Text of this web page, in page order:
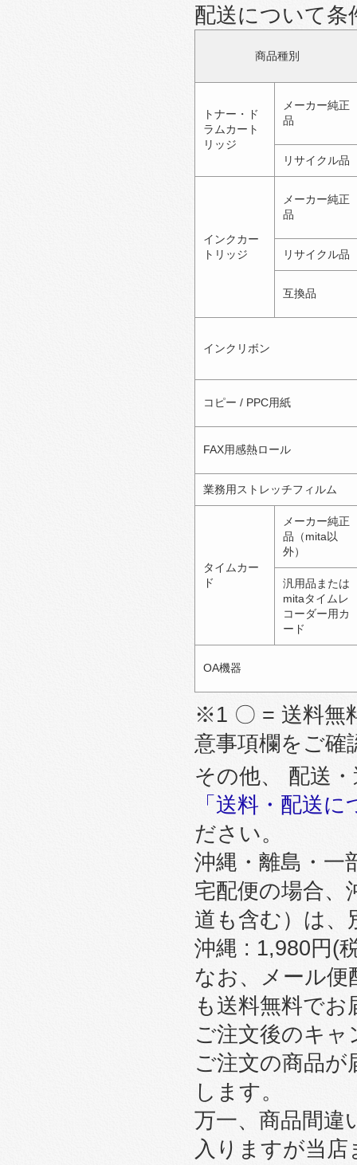
配送について条
商品種別
トナー・ド
ラムカート
リッジ
メーカー純正
品
リサイクル品
インクカー
トリッジ
メーカー純正
品
リサイクル品
互換品
インクリボン
コピー / PPC用紙
FAX用感熱ロール
業務用ストレッチフィルム
タイムカー
ド
メーカー純正
品（mita以
外）
汎用品または
mitaタイムレ
コーダー用カ
ード
OA機器
※1 〇 = 送料無
意事項欄をご確
その他、 配送
「送料・配送
ださい。
沖縄・離島・一
宅配便の場合、
道も含む）は、
沖縄 : 1,980円(
なお、メール便
も送料無料で
ご注文後のキ
ご注文の商品
します。
万一、商品間違
入りますが当